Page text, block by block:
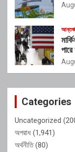
Categories
Uncategorized
অপরাধ (1,941)
অর্থনীতি(80)